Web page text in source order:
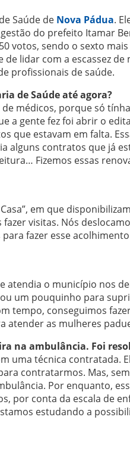
Saúde de Nova Pádua.
do prefeito Itamar
votos, sendo o sexto
lidar com a escassez
profissionais de saúde.
de Saúde até agora?
médicos, porque só
a gente fez foi abrir o
que estavam em falta.
alguns contratos que já
Fizemos essas
em que
visitas. Nós
fazer esse
atendia o município nos
um pouquinho para
tempo, conseguimos
atender as mulheres
na ambulância. Foi
uma técnica contratada.
contratarmos. Mas,
Por enquanto,
por conta da escala de
estudando a